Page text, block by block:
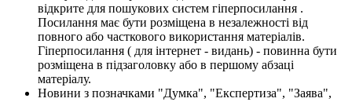
відкрите для пошукових систем гіперпосилання .
Посилання має бути розміщена в незалежності від
повного або часткового використання матеріалів.
Гіперпосилання ( для інтернет - видань) - повинна бути
розміщена в підзаголовку або в першому абзаці
матеріалу.
Новини з позначками "Думка", "Експертиза", "Заява",